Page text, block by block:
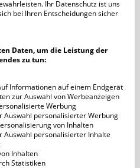
Ihr Datenschutz ist uns
bei Ihren Entscheidungen sicher
Daten, um die Leistung der
zu tun:
Informationen auf einem Endgerät
zur Auswahl von Werbeanzeigen
Werbung
Auswahl personalisierter Werbung
von Inhalten
Auswahl personalisierter Inhalte
Inhalten
Statistiken
Rock
sed diam nonumy.
consetetur
nonumy. Lorem
sadipscing